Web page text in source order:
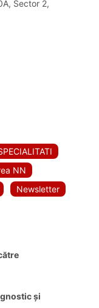
Sector 2,
NN
Newsletter
și